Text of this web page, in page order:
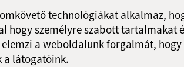
technológiákat alkalmaz,
hogy személyre szabott tartalmakat
a weboldalunk forgalmát, hogy
a látogatóink.